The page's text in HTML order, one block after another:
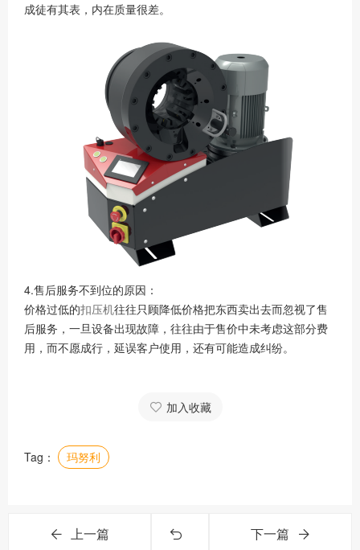
成徒有其表，内在质量很差。
4.售后服务不到位的原因：
价格过低的扣压机往往只顾降低价格把东西卖出去而忽视了售
后服务，一旦设备出现故障，往往由于售价中未考虑这部分费
用，而不愿成行，延误客户使用，还有可能造成纠纷。
加入收藏
Tag： 玛努利
上一篇 下一篇